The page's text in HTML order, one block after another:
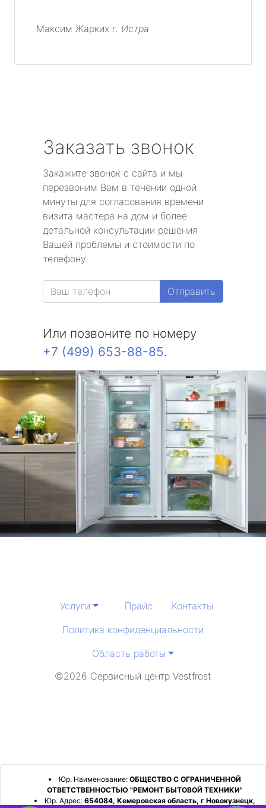
Максим Жарких г. Истра
Заказать звонок
Закажите звонок с сайта и мы
перезвоним Вам в течении одной
минуты для согласования времени
визита мастера на дом и более
детальной консультации решения
Вашей проблемы и стоимости по
телефону.
Отправить
Или позвоните по номеру
+7 (499) 653-88-85.
Услуги Прайс
Контакты
Политика конфиденциальности
Область работы
©2026 Сервисный центр Vestfrost
Юр. Наименование: ОБЩЕСТВО С ОГРАНИЧЕННОЙ
ОТВЕТСТВЕННОСТЬЮ "РЕМОНТ БЫТОВОЙ ТЕХНИКИ"
Юр. Адрес: 654084, Кемеровская область, г Новокузнецк,